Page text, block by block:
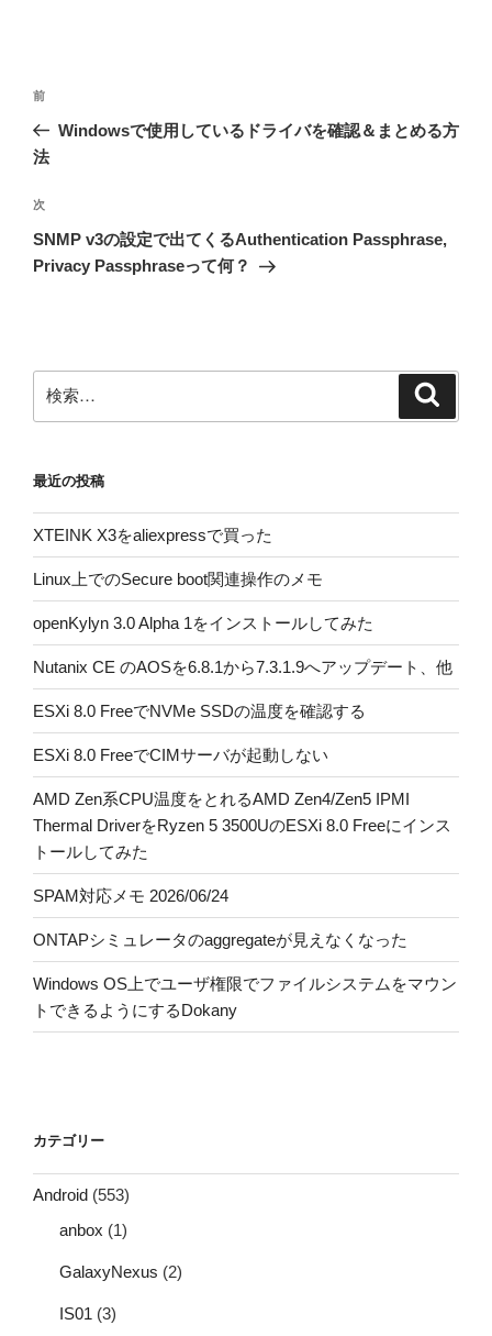
投
ナ
ゲ
ー
シ
前
の
投
前
Windowsで使用しているドライバを確認＆まとめる方
法
次
の
投
次
SNMP v3の設定で出てくるAuthentication Passphrase,
Privacy Passphraseって何？
索:
最近の投稿
XTEINK X3をaliexpressで買った
Linux上でのSecure boot関連操作のメモ
openKylyn 3.0 Alpha 1をインストールしてみた
Nutanix CE のAOSを6.8.1から7.3.1.9へアップデート、他
ESXi 8.0 FreeでNVMe SSDの温度を確認する
ESXi 8.0 FreeでCIMサーバが起動しない
AMD Zen系CPU温度をとれるAMD Zen4/Zen5 IPMI
Thermal DriverをRyzen 5 3500UのESXi 8.0 Freeにインス
トールしてみた
SPAM対応メモ 2026/06/24
ONTAPシミュレータのaggregateが見えなくなった
Windows OS上でユーザ権限でファイルシステムをマウン
トできるようにするDokany
カテゴリー
Android (553)
anbox (1)
GalaxyNexus (2)
IS01 (3)